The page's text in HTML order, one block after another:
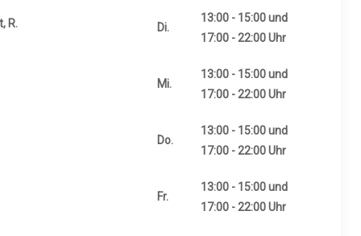
R. Di.
13:00 - 15:00 und
17:00 - 22:00 Uhr
Mi.
13:00 - 15:00 und
17:00 - 22:00 Uhr
Do.
13:00 - 15:00 und
17:00 - 22:00 Uhr
Fr.
13:00 - 15:00 und
17:00 - 22:00 Uhr